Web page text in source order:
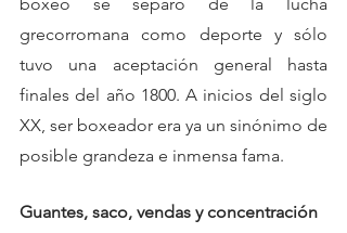
grecorromana como deporte y sólo
tuvo una aceptación general hasta
finales del año 1800. A inicios del siglo
XX, ser boxeador era ya un sinónimo de
posible grandeza e inmensa fama.
Guantes, saco, vendas y concentración